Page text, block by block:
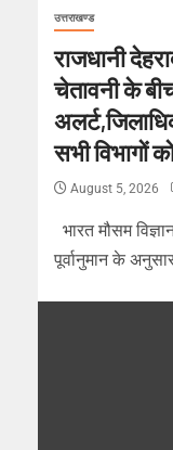
उत्तराखण्ड
राजधानी
चेतावनी के
सभी विभागों
August 5, 2026
भारत मौसम
पूर्वानुमान के